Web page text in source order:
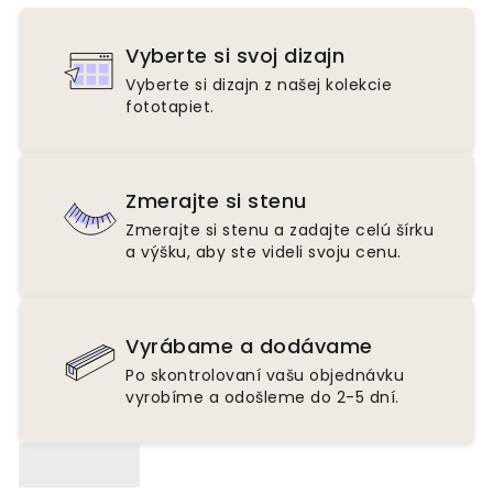
Vyberte si svoj dizajn
Vyberte si dizajn z našej kolekcie
fototapiet.
Zmerajte si stenu
Zmerajte si stenu a zadajte celú šírku
a výšku, aby ste videli svoju cenu.
Vyrábame a dodávame
Po skontrolovaní vašu objednávku
vyrobíme a odošleme do 2-5 dní.